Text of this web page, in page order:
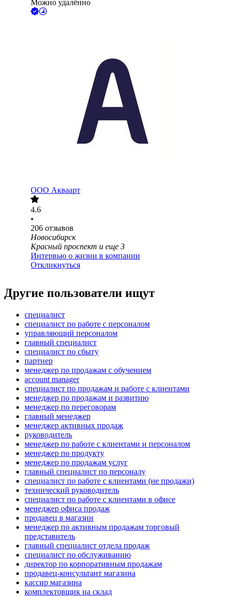
Можно удалённо
ООО Акваарт
4.6
•
206 отзывов
Новосибирск
Красный проспект и еще 3
Интервью о жизни в компании
Откликнуться
Другие пользователи ищут
специалист
специалист по работе с персоналом
управляющий персоналом
главный специалист
специалист по сбыту
партнер
менеджер по продажам с обучением
account manager
специалист по продажам и работе с клиентами
менеджер по продажам и развитию
менеджер по переговорам
главный менеджер
менеджер активных продаж
руководитель
менеджер по работе с клиентами и персоналом
менеджер по продукту
менеджер по продажам услуг
главный специалист по персоналу
специалист по работе с клиентами (не продажи)
технический руководитель
специалист по работе с клиентами в офисе
менеджер офиса продаж
продавец в магазин
менеджер по активным продажам торговый
представитель
главный специалист отдела продаж
специалист по обслуживанию
директор по корпоративным продажам
продавец-консультант магазина
кассир магазина
комплектовщик на склад